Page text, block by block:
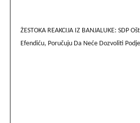
ŽESTOKA REAKCIJA IZ BANJALUKE: SDP
Efendiću, Poručuju Da Neće Dozvoliti